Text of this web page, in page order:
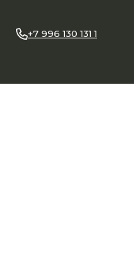
+7 996 130 131 1